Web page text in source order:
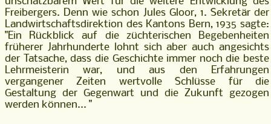
Freibergers. Denn wie schon Jules Gloor, 1. Sekretär der
Landwirtschaftsdirektion des Kantons Bern, 1935 sagte:
"Ein Rückblick auf die züchterischen Begebenheiten
früherer Jahrhunderte lohnt sich aber auch angesichts
der Tatsache, dass die Geschichte immer noch die beste
Lehrmeisterin war, und aus den Erfahrungen
vergangener Zeiten wertvolle Schlüsse für die
Gestaltung der Gegenwart und die Zukunft gezogen
werden können... "